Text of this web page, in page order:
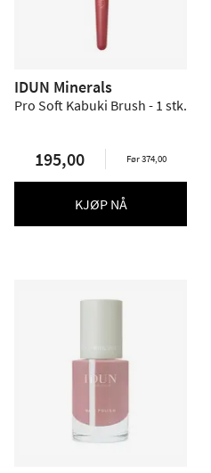
IDUN Minerals
Pro Soft Kabuki Brush - 1 stk.
195,00 Før 374,00
KJØP NÅ